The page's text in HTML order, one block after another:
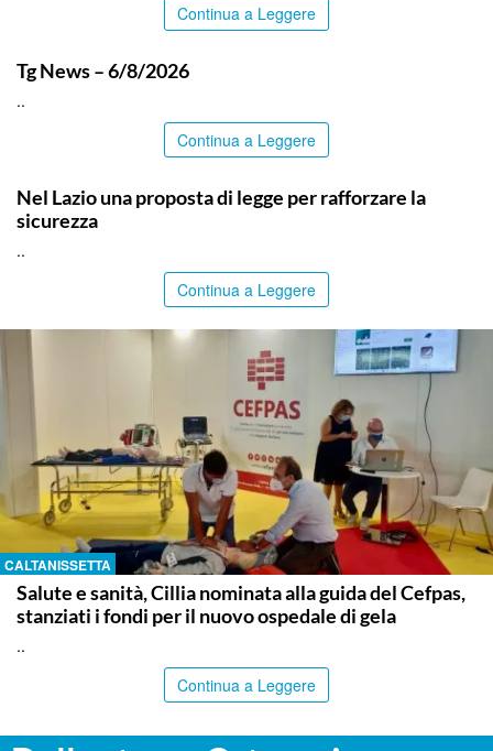
Continua a Leggere
Tg News – 6/8/2026
..
Continua a Leggere
Nel Lazio una proposta di legge per rafforzare la
sicurezza
..
Continua a Leggere
CALTANISSETTA
Salute e sanità, Cillia nominata alla guida del Cefpas,
stanziati i fondi per il nuovo ospedale di gela
..
Continua a Leggere